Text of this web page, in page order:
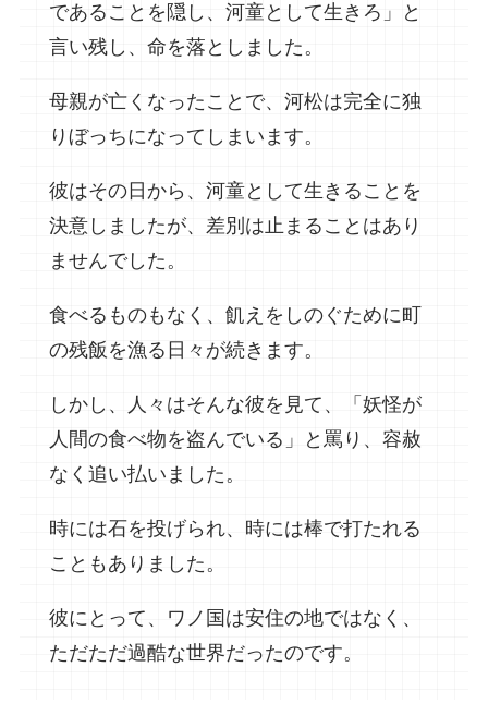
であることを隠し、河童として生きろ」と
言い残し、命を落としました。
母親が亡くなったことで、河松は完全に独
りぼっちになってしまいます。
彼はその日から、河童として生きることを
決意しましたが、差別は止まることはあり
ませんでした。
食べるものもなく、飢えをしのぐために町
の残飯を漁る日々が続きます。
しかし、人々はそんな彼を見て、「妖怪が
人間の食べ物を盗んでいる」と罵り、容赦
なく追い払いました。
時には石を投げられ、時には棒で打たれる
こともありました。
彼にとって、ワノ国は安住の地ではなく、
ただただ過酷な世界だったのです。